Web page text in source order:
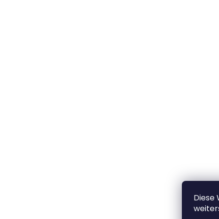
Diese